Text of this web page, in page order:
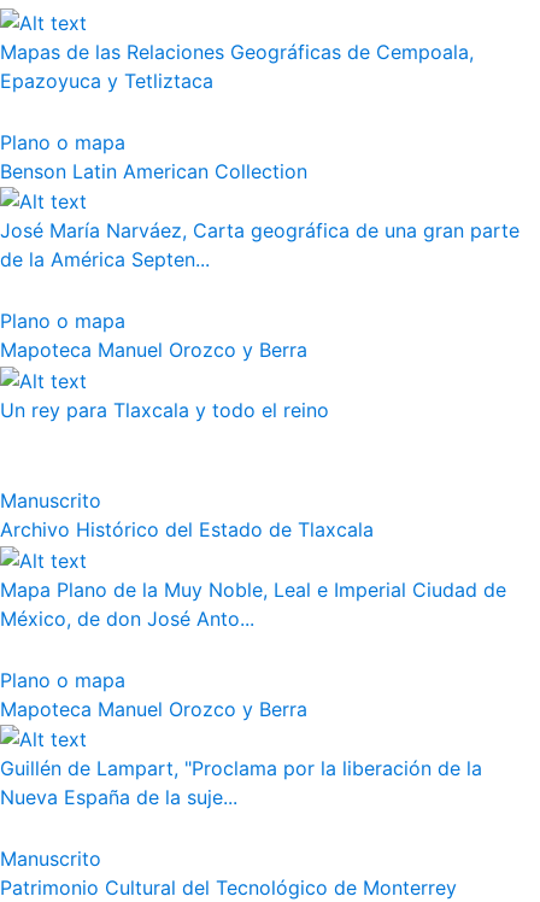
Mapas de las Relaciones Geográficas de Cempoala,
Epazoyuca y Tetliztaca
Plano o mapa
Benson Latin American Collection
José María Narváez, Carta geográfica de una gran parte
de la América Septen...
Plano o mapa
Mapoteca Manuel Orozco y Berra
Un rey para Tlaxcala y todo el reino
Manuscrito
Archivo Histórico del Estado de Tlaxcala
Mapa Plano de la Muy Noble, Leal e Imperial Ciudad de
México, de don José Anto...
Plano o mapa
Mapoteca Manuel Orozco y Berra
Guillén de Lampart, "Proclama por la liberación de la
Nueva España de la suje...
Manuscrito
Patrimonio Cultural del Tecnológico de Monterrey